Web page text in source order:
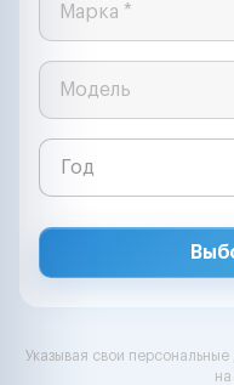
Марка *
Модель
Указывая свои
на